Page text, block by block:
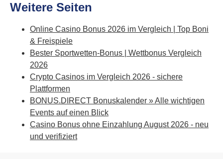
Weitere Seiten
Online Casino Bonus 2026 im Vergleich | Top Boni
& Freispiele
Bester Sportwetten-Bonus | Wettbonus Vergleich
2026
Crypto Casinos im Vergleich 2026 - sichere
Plattformen
BONUS.DIRECT Bonuskalender » Alle wichtigen
Events auf einen Blick
Casino Bonus ohne Einzahlung August 2026 - neu
und verifiziert